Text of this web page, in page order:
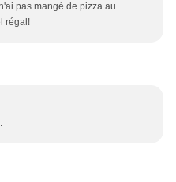
pas mangé de pizza au
régal!